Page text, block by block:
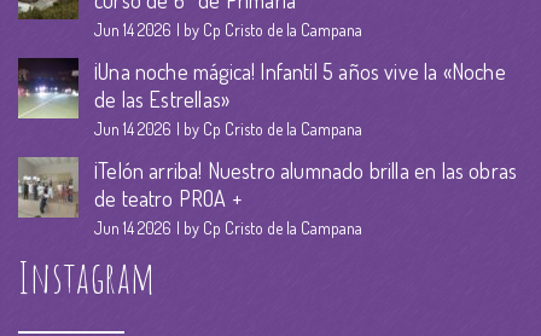
Jun 14 2026 by Cp Cristo de la Campana
¡Una noche mágica! Infantil 5 años vive la «Noche
de las Estrellas»
Jun 14 2026 by Cp Cristo de la Campana
¡Telón arriba! Nuestro alumnado brilla en las obras
de teatro PROA +
Jun 14 2026 by Cp Cristo de la Campana
Instagram